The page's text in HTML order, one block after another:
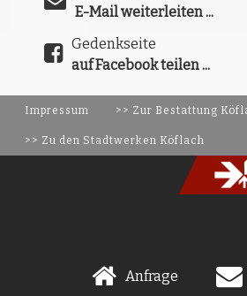
E-Mail weiterleiten ...
Gedenkseite
auf Facebook teilen ...
Impressum >> Zur Bestattung
>> Zu den Stadtwerken Köflach
Anfrage